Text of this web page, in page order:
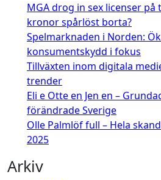
MGA drog in sex licenser på
kronor spårlöst borta?
Spelmarknaden i Norden:
konsumentskydd i fokus
Tillväxten inom digitala
trender
Eli e Otte en Jen en –
förändrade Sverige
Olle Palmlöf full – Hela
2025
Arkiv